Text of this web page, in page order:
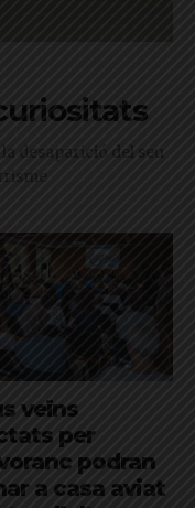
desaparició del seu
veïns
per
podran
a casa aviat